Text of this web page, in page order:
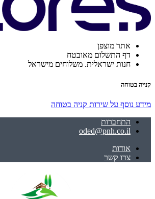
אתר מוצפן
דף התשלום מאובטח
חנות ישראלית. משלוחים מישראל
קנייה בטוחה
מידע נוסף על שירות קניה בטוחה
התחברות
oded@pnh.co.il
אודות
צרו קשר